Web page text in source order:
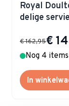
Royal
delige
€
€ 162,95
Nog 4
In